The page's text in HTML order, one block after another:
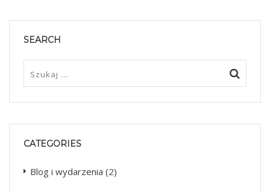
SEARCH
CATEGORIES
Blog i wydarzenia (2)